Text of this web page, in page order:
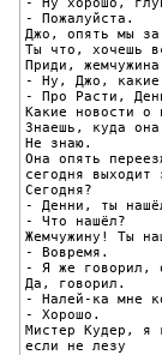
- Пожалуйста.
Джо, опять мы
Ты что, хочешь
Приди,
- Ну, Джо, какие
- Про Расти,
Какие новости о
Знаешь, куда она
Не знаю.
Она опять
сегодня
Сегодня?
- Денни, ты
- Что нашёл?
Жемчужину! Ты
- Вовремя.
- Я же говорил,
Да, говорил.
- Налей-ка мне
- Хорошо.
Мистер Кудер, я
если не лезу